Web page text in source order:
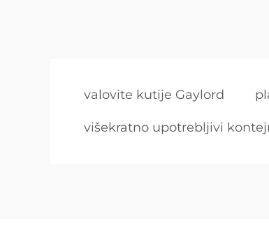
valovite kutije Gaylord
višekratno upotrebljivi